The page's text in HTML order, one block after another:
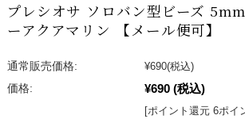
プレシオサ ソロバン型ビーズ
ーアクアマリン 【メール便可】
通常販売価格: ¥690(税込)
価格:
¥690 (税込)
[ポイント還元 6ポイ